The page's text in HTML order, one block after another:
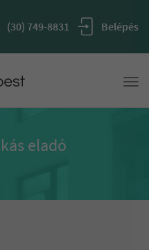
Belépés
(30) 749-8831
eladó